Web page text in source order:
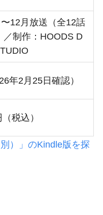
12月放送（全12話
／制作：HOODS D
年2月25日確認）
税込）
）」のKindle版を探